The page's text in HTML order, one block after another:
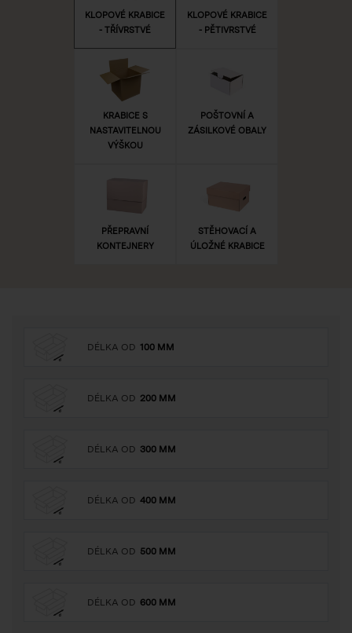
KLOPOVÉ KRABICE
- TŘÍVRSTVÉ
KLOPOVÉ KRABICE
- PĚTIVRSTVÉ
KRABICE S
NASTAVITELNOU
VÝŠKOU
POŠTOVNÍ A
ZÁSILKOVÉ OBALY
PŘEPRAVNÍ
KONTEJNERY
STĚHOVACÍ A
ÚLOŽNÉ KRABICE
DÉLKA OD 100 MM
DÉLKA OD 200 MM
DÉLKA OD 300 MM
DÉLKA OD 400 MM
DÉLKA OD 500 MM
DÉLKA OD 600 MM